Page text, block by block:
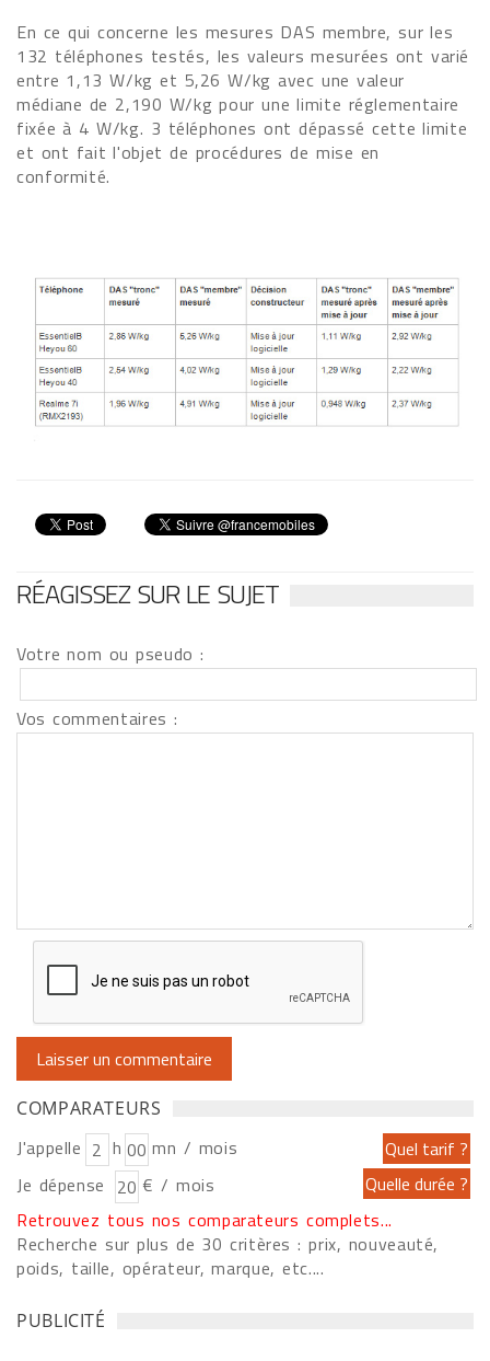
En ce qui concerne les mesures DAS membre, sur les
132 téléphones testés, les valeurs mesurées ont varié
entre 1,13 W/kg et 5,26 W/kg avec une valeur
médiane de 2,190 W/kg pour une limite réglementaire
fixée à 4 W/kg. 3 téléphones ont dépassé cette limite
et ont fait l'objet de procédures de mise en
conformité.
RÉAGISSEZ SUR LE SUJET
Votre nom ou pseudo :
Vos commentaires :
COMPARATEURS
J'appelle h
mn / mois
Je dépense
€ / mois
Retrouvez tous nos comparateurs complets...
Recherche sur plus de 30 critères : prix, nouveauté,
poids, taille, opérateur, marque, etc....
PUBLICITÉ